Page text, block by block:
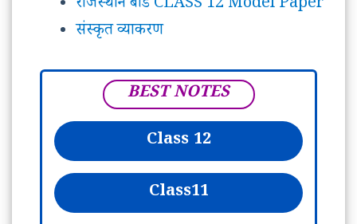
संस्कृत व्याकरण
BEST NOTES
Class 12
Class11